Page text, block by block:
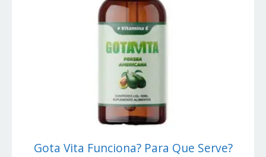
Gota Vita Funciona? Para Que Serve?